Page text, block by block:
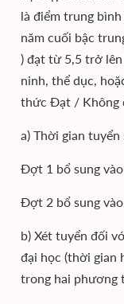
là điểm trung
năm cuối bậc
) đạt từ 5,5 trở
ninh, thể dục,
thức Đạt / Không
a) Thời gian
Đợt 1 bổ sung
Đợt 2 bổ sung
b) Xét tuyển đối
đại học (thời gian
trong hai phương